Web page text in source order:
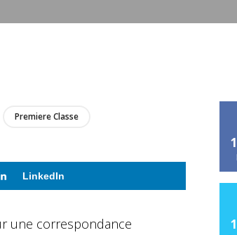
Premiere Classe
LinkedIn
une correspondance